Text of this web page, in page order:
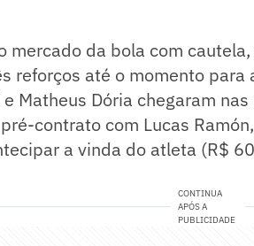
mercado da bola com
reforços até o momento
e Matheus Dória chegaram
contrato com Lucas
a vinda do atleta (R$
CONTINUA
APÓS A
PUBLICIDADE